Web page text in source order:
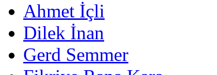
Ahmet İçli
Dilek İnan
Gerd Semmer